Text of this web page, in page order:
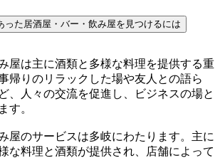
った居酒屋・バー・飲み屋を見つけるには
屋は主に酒類と多様な料理を提供する重
帰りのリラックした場や友人との語ら
、人々の交流を促進し、ビジネスの場と
す。
屋のサービスは多岐にわたります。主に
な料理と酒類が提供され、店舗によって